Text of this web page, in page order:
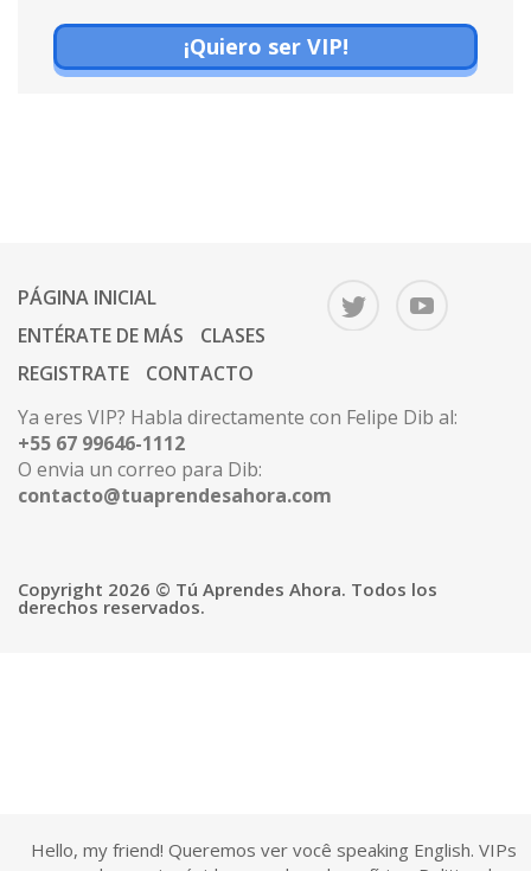
¡Quiero ser VIP!
PÁGINA INICIAL
ENTÉRATE DE MÁS
CLASES
REGISTRATE
CONTACTO
Ya eres VIP? Habla directamente con Felipe Dib al:
+55 67 99646-1112
O envia un correo para Dib:
contacto@tuaprendesahora.com
Copyright 2026 © Tú Aprendes Ahora. Todos los
derechos reservados.
Hello, my friend! Queremos ver você speaking English. VIPs